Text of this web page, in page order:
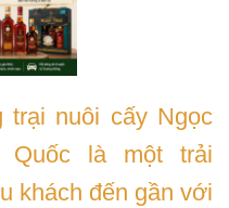
trại nuôi cấy Ngọc
Quốc là một trải
khách đến gần với